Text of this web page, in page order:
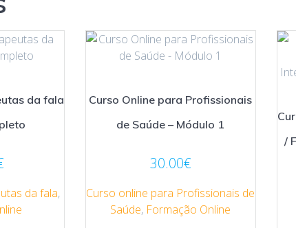
da fala
da fala,
Curso Online para Profissionais
de Saúde – Módulo 1
30.00€
Curso online para Profissionais de
Saúde, Formação Online
/